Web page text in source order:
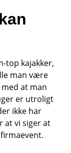
top kajakker,
man være
at man
er utroligt
ikke har
at vi siger at